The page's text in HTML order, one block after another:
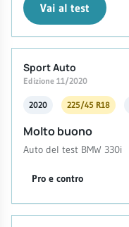
Vai al test
Sport Auto
Edizione 11/2020
2020 225/45 R18
Molto buono
Auto del test BMW 330i
Pro e contro